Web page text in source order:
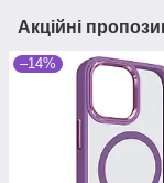
Акційні
–14%